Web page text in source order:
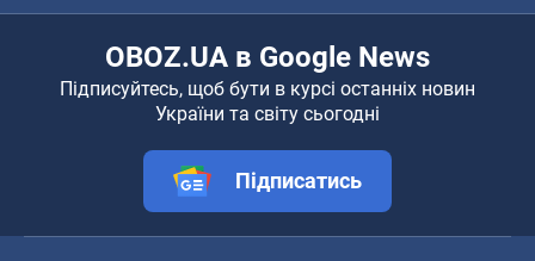
OBOZ.UA в Google News
Підписуйтесь, щоб бути в курсі останніх новин
України та світу сьогодні
Підписатись